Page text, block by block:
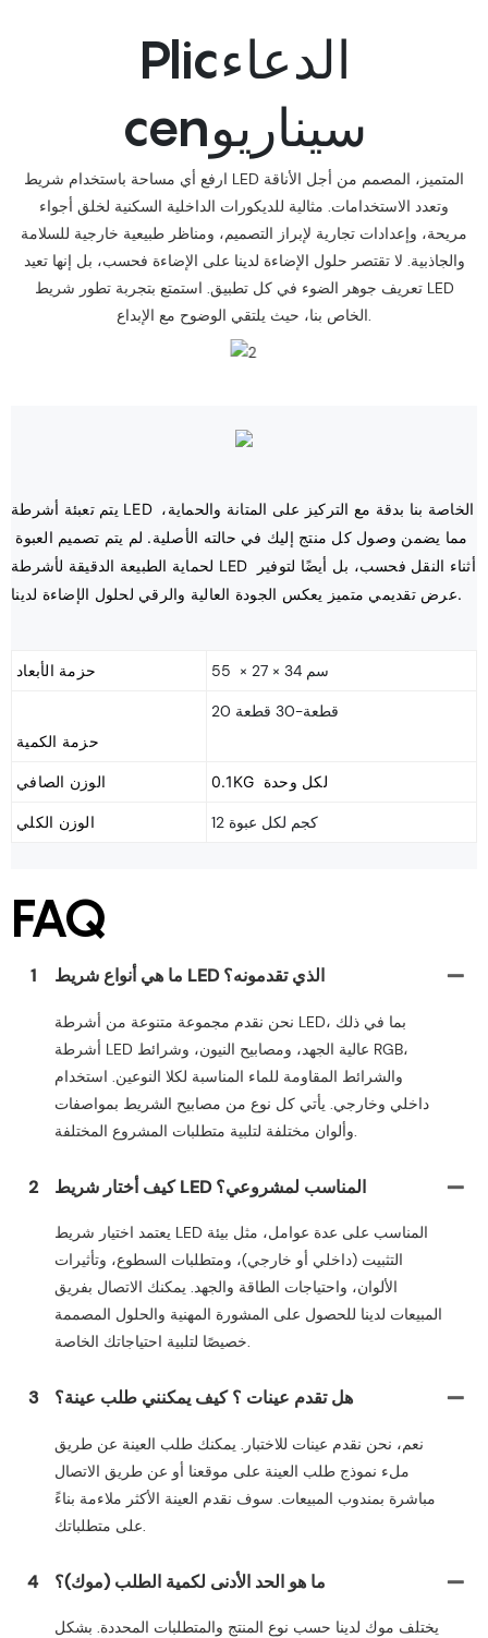
Plicالدعاء
cenسيناريو
ارفع أي مساحة باستخدام شريط LED المتميز، المصمم من أجل الأناقة
وتعدد الاستخدامات. مثالية للديكورات الداخلية السكنية لخلق أجواء
مريحة، وإعدادات تجارية لإبراز التصميم، ومناظر طبيعية خارجية للسلامة
والجاذبية. لا تقتصر حلول الإضاءة لدينا على الإضاءة فحسب، بل إنها تعيد
تعريف جوهر الضوء في كل تطبيق. استمتع بتجربة تطور شريط LED
الخاص بنا، حيث يلتقي الوضوح مع الإبداع.
يتم تعبئة أشرطة LED الخاصة بنا بدقة مع التركيز على المتانة والحماية،
لحماية الطبيعة الدقيقة لأشرطة LED أثناء النقل فحسب، بل أيضًا لتوفير
حزمة الأبعاد 55 × 27 × 34 سم
20 قطعة-30 قطعة
الوزن الصافي 0.1KG لكل وحدة
الوزن الكلي 12 كجم لكل عبوة
FAQ
1 ما هي أنواع شريط LED الذي تقدمونه؟
نحن نقدم مجموعة متنوعة من أشرطة LED، بما في ذلك
أشرطة LED عالية الجهد، ومصابيح النيون، وشرائط RGB،
والشرائط المقاومة للماء المناسبة لكلا النوعين. استخدام
داخلي وخارجي. يأتي كل نوع من مصابيح الشريط بمواصفات
2 كيف أختار شريط LED المناسب لمشروعي؟
يعتمد اختيار شريط LED المناسب على عدة عوامل، مثل بيئة
التثبيت (داخلي أو خارجي)، ومتطلبات السطوع، وتأثيرات
الألوان، واحتياجات الطاقة والجهد. يمكنك الاتصال بفريق
المبيعات لدينا للحصول على المشورة المهنية والحلول المصممة
خصيصًا لتلبية احتياجاتك الخاصة.
3 هل تقدم عينات ؟ كيف يمكنني طلب عينة؟
نعم، نحن نقدم عينات للاختبار. يمكنك طلب العينة عن طريق
ملء نموذج طلب العينة على موقعنا أو عن طريق الاتصال
مباشرة بمندوب المبيعات. سوف نقدم العينة الأكثر ملاءمة بناءً
4 ما هو الحد الأدنى لكمية الطلب (موك)؟
يختلف موك لدينا حسب نوع المنتج والمتطلبات المحددة. بشكل